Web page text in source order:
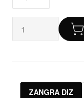
ZANGRA DIZ